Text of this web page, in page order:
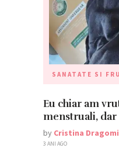
SANATATE SI
Eu chiar am
menstruali,
by Cristina
3 ANI AGO